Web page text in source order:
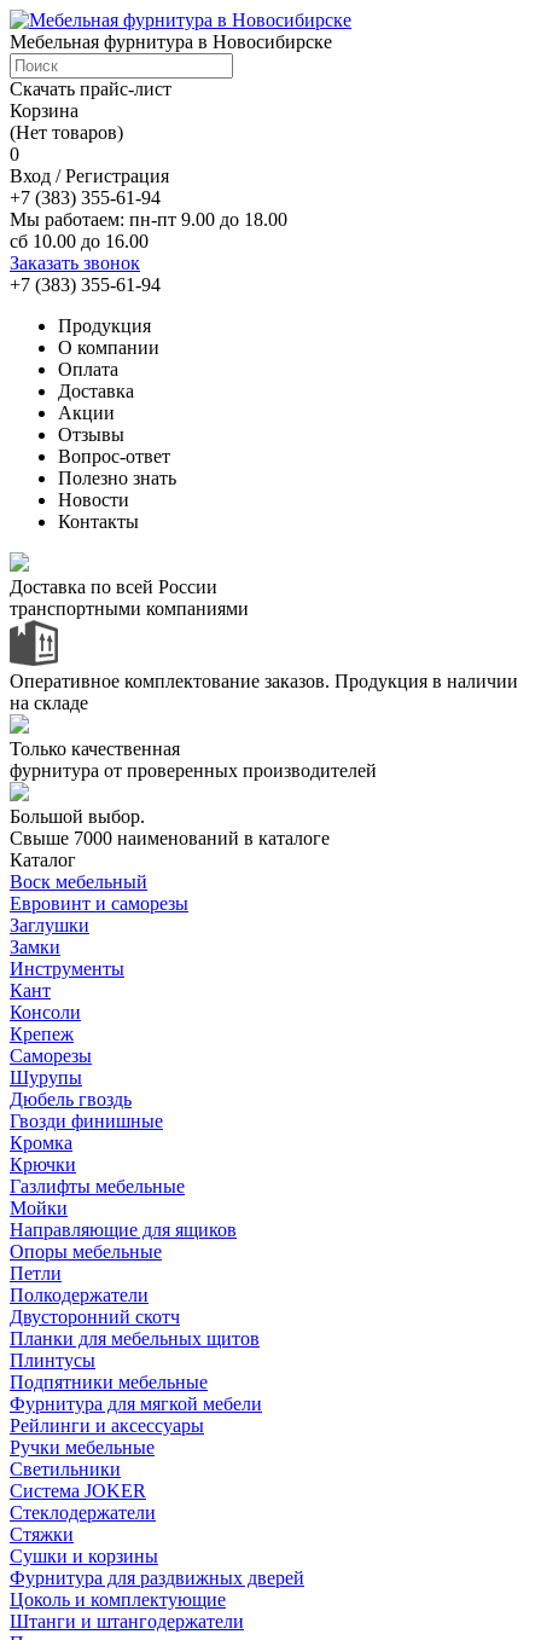
Мебельная фурнитура в Новосибирске
Скачать прайс-лист
Корзина
(Нет товаров)
0
Вход / Регистрация
+7 (383) 355-61-94
Мы работаем: пн-пт 9.00 до 18.00
сб 10.00 до 16.00
Заказать звонок
+7 (383) 355-61-94
Продукция
О компании
Оплата
Доставка
Акции
Отзывы
Вопрос-ответ
Полезно знать
Новости
Контакты
Доставка по всей России
транспортными компаниями
Оперативное комплектование заказов. Продукция в наличии
на складе
Только качественная
фурнитура от проверенных производителей
Большой выбор.
Свыше 7000 наименований в каталоге
Каталог
Воск мебельный
Евровинт и саморезы
Заглушки
Замки
Инструменты
Кант
Консоли
Крепеж
Саморезы
Шурупы
Дюбель гвоздь
Гвозди финишные
Кромка
Крючки
Газлифты мебельные
Мойки
Направляющие для ящиков
Опоры мебельные
Петли
Полкодержатели
Двусторонний скотч
Планки для мебельных щитов
Плинтусы
Подпятники мебельные
Фурнитура для мягкой мебели
Рейлинги и аксессуары
Ручки мебельные
Светильники
Система JOKER
Стеклодержатели
Стяжки
Сушки и корзины
Фурнитура для раздвижных дверей
Цоколь и комплектующие
Штанги и штангодержатели